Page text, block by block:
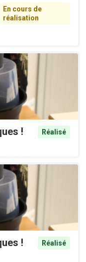
En cours de
réalisation
!
Réalisé
!
Réalisé